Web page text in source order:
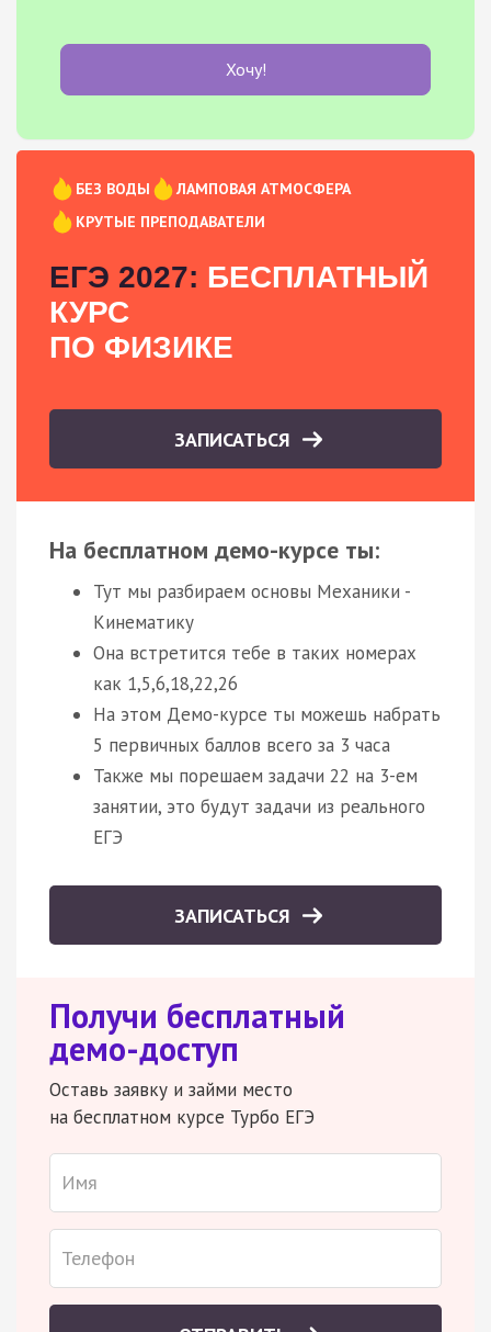
Хочу!
БЕЗ ВОДЫ
ЛАМПОВАЯ АТМОСФЕРА
КРУТЫЕ ПРЕПОДАВАТЕЛИ
ЕГЭ 2027: БЕСПЛАТНЫЙ
КУРС
ПО ФИЗИКЕ
ЗАПИСАТЬСЯ
На бесплатном демо-курсе ты:
Тут мы разбираем основы Механики -
Кинематику
Она встретится тебе в таких номерах
как 1,5,6,18,22,26
На этом Демо-курсе ты можешь набрать
5 первичных баллов всего за 3 часа
Также мы порешаем задачи 22 на 3-ем
занятии, это будут задачи из реального
ЕГЭ
ЗАПИСАТЬСЯ
Получи бесплатный
демо-доступ
Оставь заявку и займи место
на бесплатном курсе Турбо ЕГЭ